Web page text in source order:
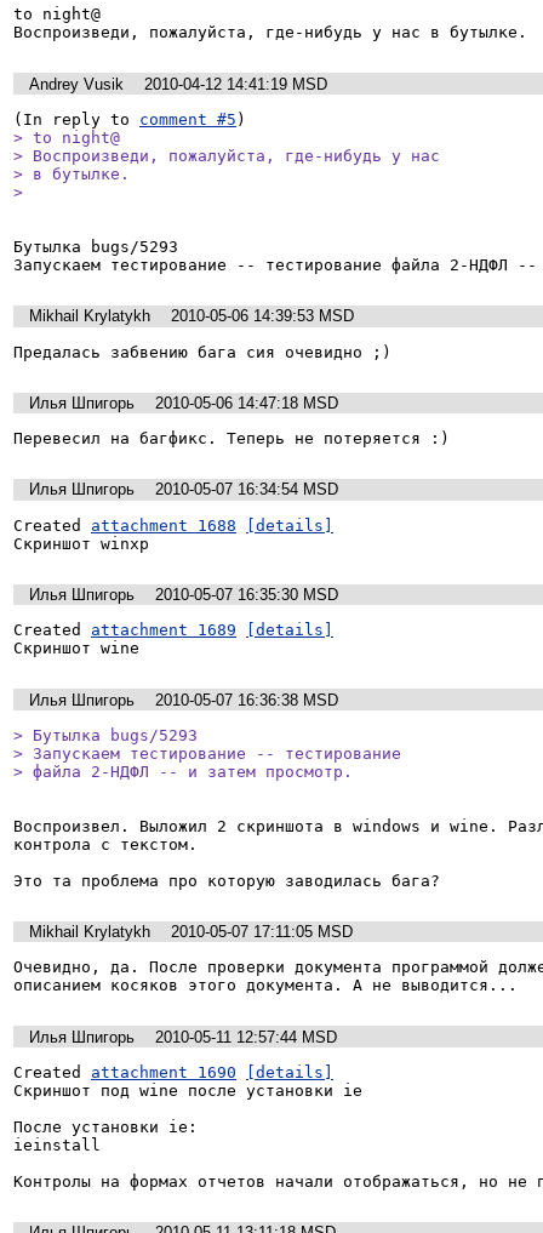
to night@
Воспроизведи, пожалуйста, где-нибудь у нас в бутылке.
Andrey Vusik
2010-04-12 14:41:19 MSD
(In reply to comment #5
> to night@
> Воспроизведи, пожалуйста, где-нибудь у нас
> в бутылке.
>
Бутылка bugs/5293
Запускаем тестирование -- тестирование файла 2-НДФЛ
Mikhail Krylatykh
2010-05-06 14:39:53 MSD
Предалась забвению бага сия очевидно ;)
Илья Шпигорь
2010-05-06 14:47:18 MSD
Перевесил на багфикс. Теперь не потеряется :)
Илья Шпигорь
2010-05-07 16:34:54 MSD
Created attachment 1688
[details]
Скриншот winxp
Илья Шпигорь
2010-05-07 16:35:30 MSD
Created attachment 1689
[details]
Скриншот wine
Илья Шпигорь
2010-05-07 16:36:38 MSD
> Бутылка bugs/5293
> Запускаем тестирование -- тестирование
> файла 2-НДФЛ -- и затем просмотр.
Воспроизвел. Выложил 2 скриншота в windows и wine.
контрола с текстом.
Это та проблема про которую заводилась бага?
Mikhail Krylatykh
2010-05-07 17:11:05 MSD
Очевидно, да. После проверки документа программой
описанием косяков этого документа. А не выводится...
Илья Шпигорь
2010-05-11 12:57:44 MSD
Created attachment 1690
[details]
Скриншот под wine после установки ie
После установки ie:
ieinstall
Контролы на формах отчетов начали отображаться, но не